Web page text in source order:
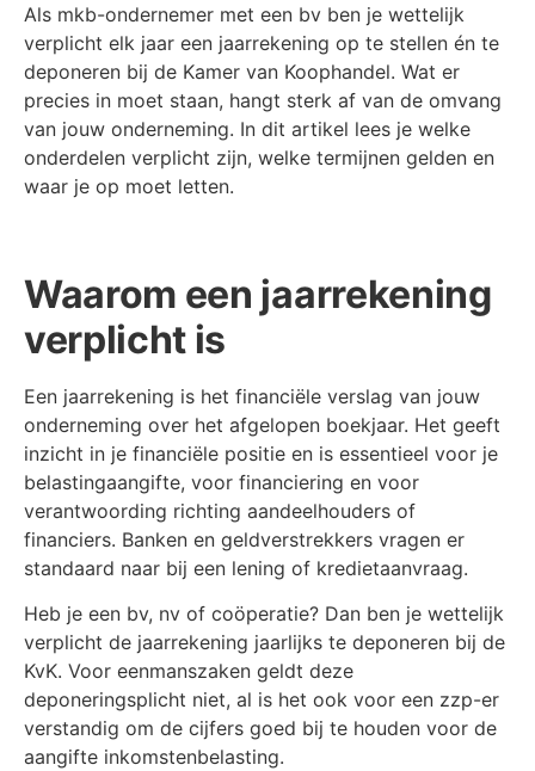
Als mkb-ondernemer met een bv ben je wettelijk
verplicht elk jaar een jaarrekening op te stellen én te
deponeren bij de Kamer van Koophandel. Wat er
precies in moet staan, hangt sterk af van de omvang
van jouw onderneming. In dit artikel lees je welke
onderdelen verplicht zijn, welke termijnen gelden en
waar je op moet letten.
Waarom een jaarrekening
verplicht is
Een jaarrekening is het financiële verslag van jouw
onderneming over het afgelopen boekjaar. Het geeft
inzicht in je financiële positie en is essentieel voor je
belastingaangifte, voor financiering en voor
verantwoording richting aandeelhouders of
financiers. Banken en geldverstrekkers vragen er
standaard naar bij een lening of kredietaanvraag.
Heb je een bv, nv of coöperatie? Dan ben je wettelijk
verplicht de jaarrekening jaarlijks te deponeren bij de
KvK. Voor eenmanszaken geldt deze
deponeringsplicht niet, al is het ook voor een zzp-er
verstandig om de cijfers goed bij te houden voor de
aangifte inkomstenbelasting.